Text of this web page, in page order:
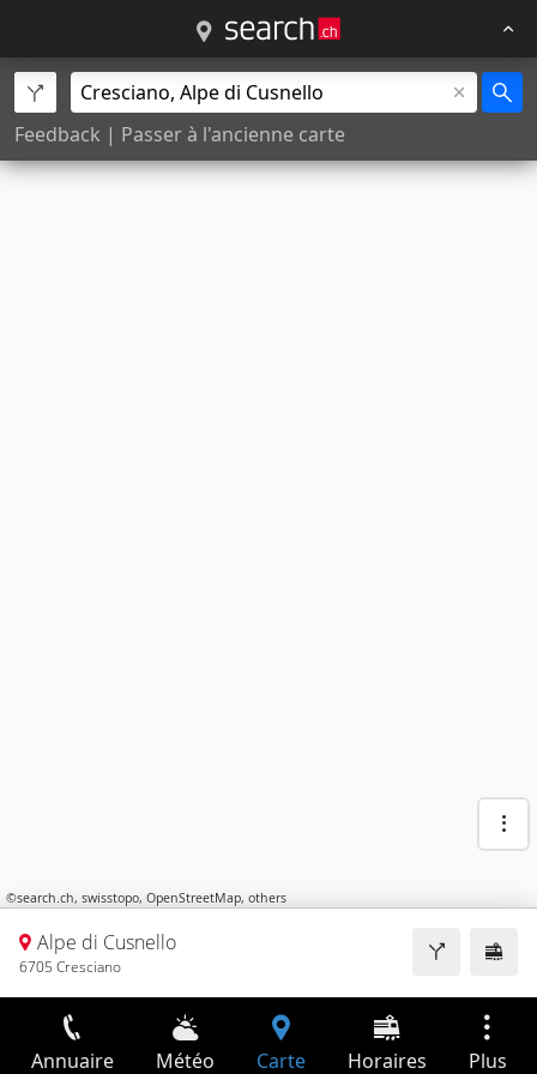
Feedback | Passer à l'ancienne carte
©search.ch, swisstopo, OpenStreetMap, others
Alpe di Cusnello
6705 Cresciano
Annuaire Météo Carte Horaires Plus